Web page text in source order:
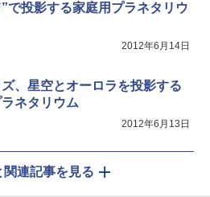
で投影する家庭用プラネタリウ
2012年6月14日
、星空とオーロラを投影する
ネタリウム
2012年6月13日
関連記事を見る